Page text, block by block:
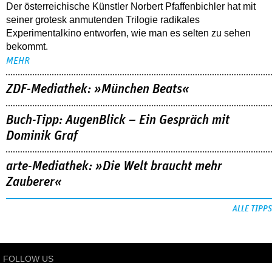
Der österreichische Künstler Norbert Pfaffenbichler hat mit
seiner grotesk anmutenden Trilogie radikales
Experimentalkino entworfen, wie man es selten zu sehen
bekommt.
MEHR
ZDF-Mediathek: »München Beats«
Buch-Tipp: AugenBlick – Ein Gespräch mit
Dominik Graf
arte-Mediathek: »Die Welt braucht mehr
Zauberer«
ALLE TIPPS
FOLLOW US